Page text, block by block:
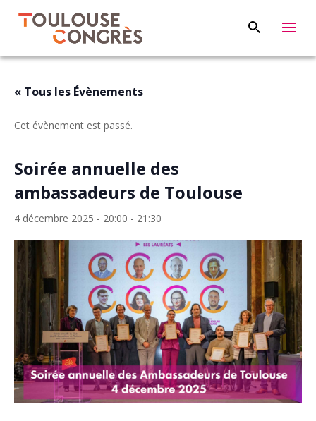
« Tous les Évènements
Cet évènement est passé.
Soirée annuelle des
ambassadeurs de Toulouse
4 décembre 2025 - 20:00 - 21:30